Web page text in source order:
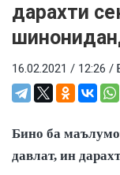
дарахти
16.02.2021 / 12:26 /
Бино ба
давлат, ин